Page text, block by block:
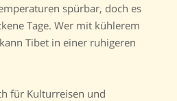
spürbar, doch es
Tage. Wer mit kühlerem
Tibet in einer ruhigeren
für Kulturreisen und